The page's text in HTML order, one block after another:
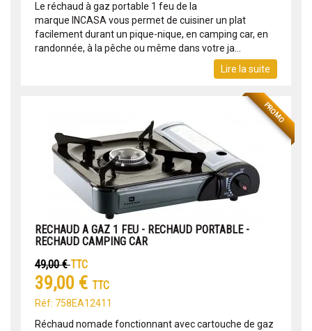
Le réchaud à gaz portable 1 feu de la
marque INCASA vous permet de cuisiner un plat
facilement durant un pique-nique, en camping car, en
randonnée, à la pêche ou même dans votre ja...
Lire la suite
PROMO
RECHAUD A GAZ 1 FEU - RECHAUD PORTABLE -
RECHAUD CAMPING CAR
49,00 €TTC
39,00 € TTC
Réf: 758EA12411
Réchaud nomade fonctionnant avec cartouche de gaz